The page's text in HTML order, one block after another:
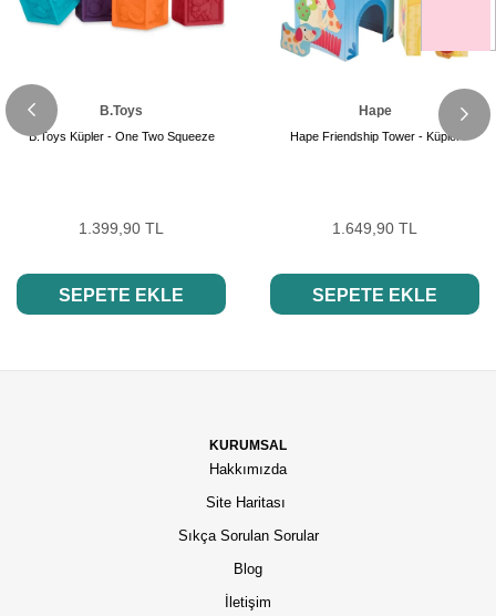
B.Toys
B.Toys Küpler - One Two Squeeze
1.399,90 TL
SEPETE EKLE
Hape
Hape Friendship Tower - Küpler
1.649,90 TL
SEPETE EKLE
KURUMSAL
Hakkımızda
Site Haritası
Sıkça Sorulan Sorular
Blog
İletişim